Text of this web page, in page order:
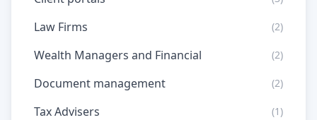
Law Firms (2)
Wealth Managers and Financial (2)
Document management (2)
Tax Advisers (1)